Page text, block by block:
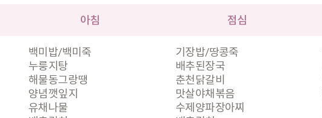
아침 점심
백미밥/백미죽
누룽지탕
해물동그랑땡
양념깻잎지
유채나물
기장밥/땅콩죽
배추된장국
춘천닭갈비
맛살야채볶음
수제양파장아찌